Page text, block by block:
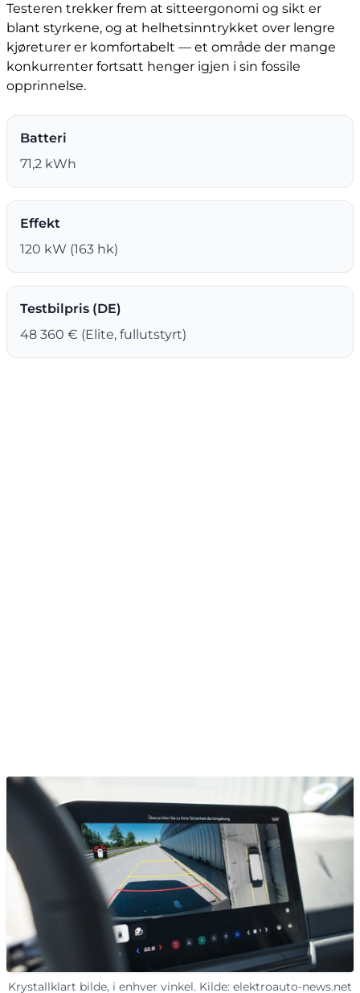
Testeren trekker frem at sitteergonomi og sikt er
blant styrkene, og at helhetsinntrykket over lengre
kjøreturer er komfortabelt — et område der mange
konkurrenter fortsatt henger igjen i sin fossile
opprinnelse.
Batteri
71,2 kWh
Effekt
120 kW (163 hk)
Testbilpris (DE)
48 360 € (Elite, fullutstyrt)
Krystallklart bilde, i enhver vinkel. Kilde: elektroauto-news.net